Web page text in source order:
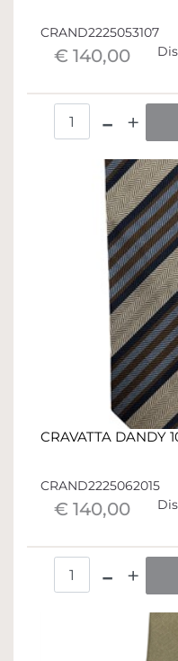
CRAND2225053107
€ 140,00
CRAVATTA DANDY
CRAND2225062015
€ 140,00